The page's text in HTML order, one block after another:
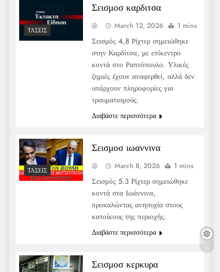
ΤΆΣΕΙΣ
Σεισμοσ καρδιτσα
March 12, 2026 1 mins
Σεισμός 4,8 Ρίχτερ σημειώθηκε
στην Καρδίτσα, με επίκεντρο
κοντά στο Ραπτόπουλο. Υλικές
ζημιές έχουν αναφερθεί, αλλά δεν
υπάρχουν πληροφορίες για
τραυματισμούς.
Διαβάστε περισσότερα
ΤΆΣΕΙΣ
Σεισμοσ ιωαννινα
March 8, 2026 1 mins
Σεισμός 5.3 Ρίχτερ σημειώθηκε
κοντά στα Ιωάννινα,
προκαλώντας ανησυχία στους
κατοίκους της περιοχής.
Διαβάστε περισσότερα
Σεισμοσ κερκυρα